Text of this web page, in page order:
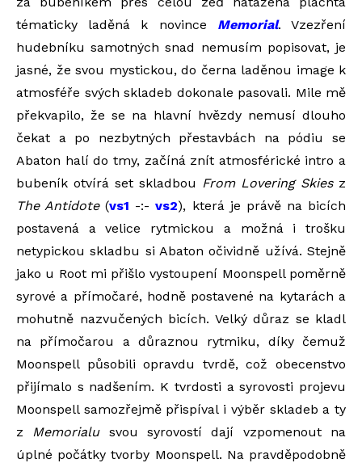
tématicky laděná k novince Memorial. Vzezření
hudebníku samotných snad nemusím popisovat, je
jasné, že svou mystickou, do černa laděnou image k
atmosféře svých skladeb dokonale pasovali. Mile mě
překvapilo, že se na hlavní hvězdy nemusí dlouho
čekat a po nezbytných přestavbách na pódiu se
Abaton halí do tmy, začíná znít atmosférické intro a
bubeník otvírá set skladbou From Lovering Skiesz
The Antidote(vs1 -:-vs2), která je právě na bicích
postavená a velice rytmickou a možná i trošku
netypickou skladbu si Abaton očividně užívá. Stejně
jako u Root mi přišlo vystoupení Moonspell poměrně
syrové a přímočaré, hodně postavené na kytarách a
mohutně nazvučených bicích. Velký důraz se kladl
na přímočarou a důraznou rytmiku, díky čemuž
Moonspell působili opravdu tvrdě, což obecenstvo
přijímalo s nadšením. K tvrdosti a syrovosti projevu
Moonspell samozřejmě přispíval i výběr skladeb a ty
z Memorialusvou syrovostí dají vzpomenout na
úplné počátky tvorby Moonspell. Na pravděpodobně